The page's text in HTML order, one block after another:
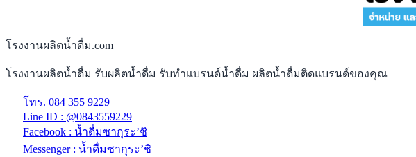
โรงงานผลิตน้ำดื่ม.com
โรงงานผลิตน้ำดื่ม รับผลิตน้ำดื่ม รับทำแบรนด์น้ำดื่ม ผลิตน้ำดื่มติดแบรนด์ของคุณ
โทร. 084 355 9229
Line ID : @0843559229
Facebook : น้ำดื่มซากุระ’ชิ
Messenger : น้ำดื่มซากุระ’ชิ